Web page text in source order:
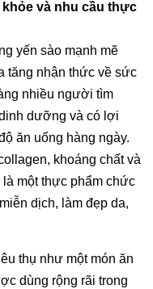
và nhu cầu thực
yến sào mạnh mẽ
tăng nhận thức về sức
nhiều người tìm
dưỡng và có lợi
ăn uống hàng ngày.
khoáng chất và
một thực phẩm chức
dịch, làm đẹp da,
thụ như một món ăn
dùng rộng rãi trong